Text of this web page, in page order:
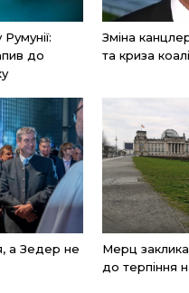
до
Зміна
та криза
а Зедер не
Мерц
до терпіння